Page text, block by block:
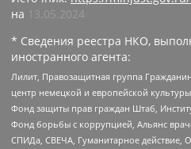
на 13.05.2024
* Сведения реестра НКО,
иностранного агента:
Лилит, Правозащитная группа
центр немецкой и европейской
Фонд защиты прав граждан Штаб,
Фонд борьбы с коррупцией, Альянс
СПИДа, СВЕЧА, Гуманитарное действие,